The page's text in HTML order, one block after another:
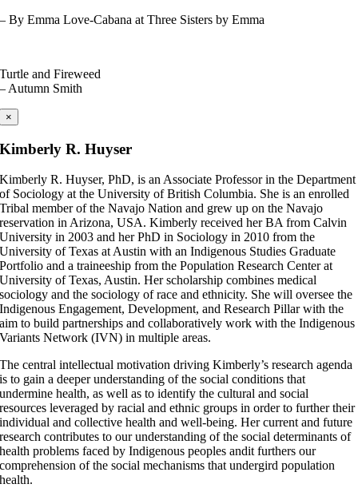
– By Emma Love-Cabana at Three Sisters by Emma
Turtle and Fireweed
– Autumn Smith
×
Kimberly R. Huyser
Kimberly R. Huyser, PhD, is an Associate Professor in the Department
of Sociology at the University of British Columbia. She is an enrolled
Tribal member of the Navajo Nation and grew up on the Navajo
reservation in Arizona, USA. Kimberly received her BA from Calvin
University in 2003 and her PhD in Sociology in 2010 from the
University of Texas at Austin with an Indigenous Studies Graduate
Portfolio and a traineeship from the Population Research Center at
University of Texas, Austin. Her scholarship combines medical
sociology and the sociology of race and ethnicity. She will oversee the
Indigenous Engagement, Development, and Research Pillar with the
aim to build partnerships and collaboratively work with the Indigenous
Variants Network (IVN) in multiple areas.
The central intellectual motivation driving Kimberly’s research agenda
is to gain a deeper understanding of the social conditions that
undermine health, as well as to identify the cultural and social
resources leveraged by racial and ethnic groups in order to further their
individual and collective health and well-being. Her current and future
research contributes to our understanding of the social determinants of
health problems faced by Indigenous peoples andit furthers our
comprehension of the social mechanisms that undergird population
health.